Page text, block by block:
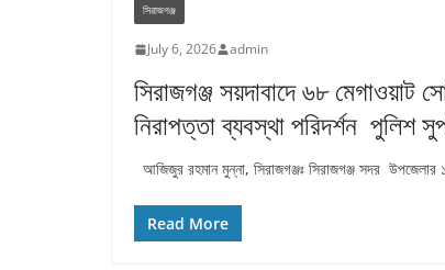
সিরাজগঞ্জ
July 6, 2026 admin
সিরাজগঞ্জ সয়দাবাদে ৬৮ মেগাওয়াট
নিরাপত্তা ব্যবস্থা পরিদর্শন পুলিশ
আজিজুর রহমান মুন্না, সিরাজগঞ্জঃ সিরাজগঞ্জ সদর উপজেলার
Read More